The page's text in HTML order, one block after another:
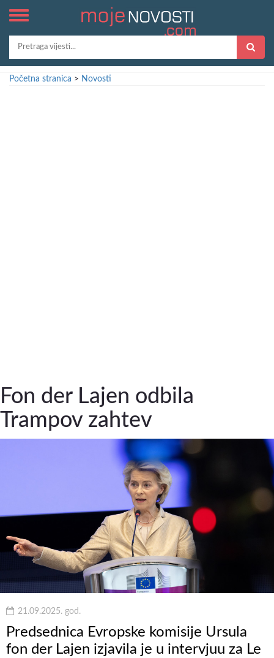
Početna stranica > Novosti
Fon der Lajen odbila
Trampov zahtev
21.09.2025. god.
Predsednica Evropske komisije Ursula
fon der Lajen izjavila je u intervjuu za Le